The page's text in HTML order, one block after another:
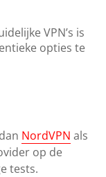
VPN’s is
opties te
NordVPN als
op de
tests.